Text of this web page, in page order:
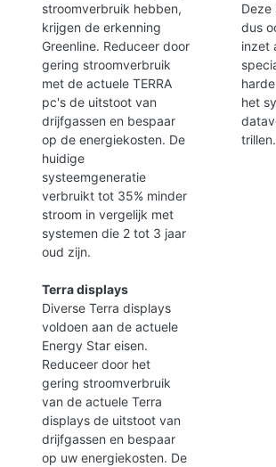
stroomverbruik hebben,
krijgen de erkenning
Greenline. Reduceer door
gering stroomverbruik
met de actuele TERRA
pc's de uitstoot van
drijfgassen en bespaar
op de energiekosten. De
huidige
systeemgeneratie
verbruikt tot 35% minder
stroom in vergelijk met
systemen die 2 tot 3 jaar
oud zijn.
Terra displays
Diverse Terra displays
voldoen aan de actuele
Energy Star eisen.
Reduceer door het
gering stroomverbruik
van de actuele Terra
displays de uitstoot van
drijfgassen en bespaar
op uw energiekosten. De
Deze
dus
inzet
het
trillen.